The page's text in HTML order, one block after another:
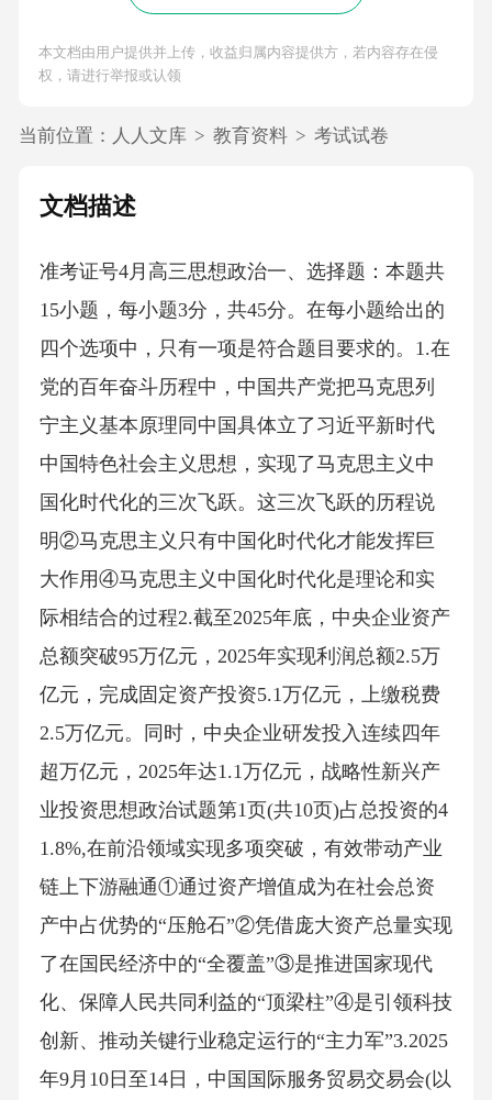
本文档由用户提供并上传，收益归属内容提供方，若内容存在侵
权，请进行举报或认领
当前位置： 人人文库 > 教育资料 > 考试试卷
文档描述
准考证号4月高三思想政治一、选择题：本题共
15小题，每小题3分，共45分。在每小题给出的
四个选项中，只有一项是符合题目要求的。1.在
党的百年奋斗历程中，中国共产党把马克思列
宁主义基本原理同中国具体立了习近平新时代
中国特色社会主义思想，实现了马克思主义中
国化时代化的三次飞跃。这三次飞跃的历程说
明②马克思主义只有中国化时代化才能发挥巨
大作用④马克思主义中国化时代化是理论和实
际相结合的过程2.截至2025年底，中央企业资产
总额突破95万亿元，2025年实现利润总额2.5万
亿元，完成固定资产投资5.1万亿元，上缴税费
2.5万亿元。同时，中央企业研发投入连续四年
超万亿元，2025年达1.1万亿元，战略性新兴产
业投资思想政治试题第1页(共10页)占总投资的4
1.8%,在前沿领域实现多项突破，有效带动产业
链上下游融通①通过资产增值成为在社会总资
产中占优势的“压舱石”②凭借庞大资产总量实现
了在国民经济中的“全覆盖”③是推进国家现代
化、保障人民共同利益的“顶梁柱”④是引领科技
创新、推动关键行业稳定运行的“主力军”3.2025
年9月10日至14日，中国国际服务贸易交易会(以